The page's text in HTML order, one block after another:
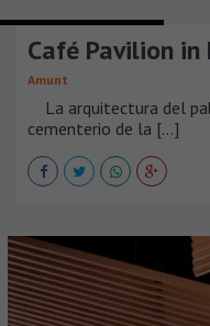
Café Pavilion in
Amunt
La arquitectura del
cementerio de la [...]